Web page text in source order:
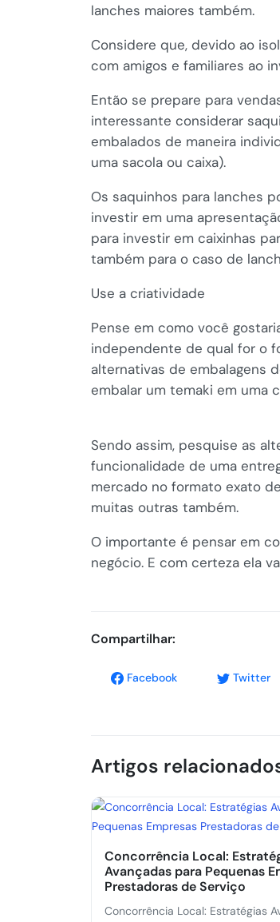
lanches maiores também.
Considere que, devido ao
com amigos e familiares ao
Então se prepare para
interessante considerar
embalados de maneira
uma sacola ou caixa).
Os saquinhos para lanches
investir em uma
para investir em caixinhas
também para o caso de
Use a criatividade
Pense em como você
independente de qual for o
alternativas de embalagens
embalar um temaki em uma
Sendo assim, pesquise as
funcionalidade de uma
mercado no formato exato
muitas outras também.
O importante é pensar em
negócio. E com certeza ela
Compartilhar:
Facebook Twitter
Artigos
Concorrência Local:
Avançadas para Pequenas
Prestadoras de Serviço
Concorrência Local: Estratégias